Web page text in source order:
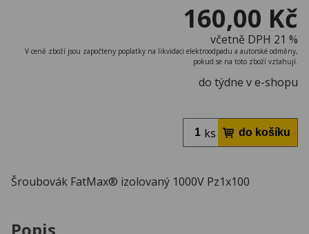
160,00 Kč
včetně DPH 21 %
V ceně zboží jsou započteny poplatky na likvidaci elektroodpadu a autorské odměny,
pokud se na toto zboží vztahují.
do týdne v e-shopu
ks
Šroubovák FatMax® izolovaný 1000V Pz1x100
Popis